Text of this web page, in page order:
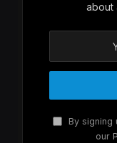
about
By signing
our